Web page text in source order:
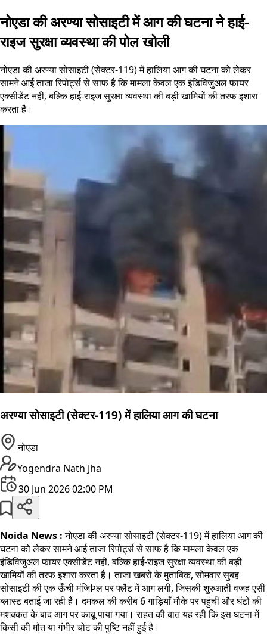
नोएडा की अरण्या सोसाइटी में आग की घटना ने हाई-
राइज सुरक्षा व्यवस्था की पोल खोली
नोएडा की अरण्या सोसाइटी (सेक्टर-119) में हालिया आग की घटना को लेकर
सामने आई ताजा रिपोर्ट्स से साफ है कि मामला केवल एक इंडिविजुअल फायर
एक्सीडेंट नहीं, बल्कि हाई-राइज सुरक्षा व्यवस्था की बड़ी खामियों की तरफ इशारा
करता है।
अरण्या सोसाइटी (सेक्टर-119) में हालिया आग की घटना
नोएडा
Yogendra Nath Jha
30 Jun 2026 02:00 PM
Noida News :नोएडा की अरण्या सोसाइटी (सेक्टर-119) में हालिया आग की
घटना को लेकर सामने आई ताजा रिपोर्ट्स से साफ है कि मामला केवल एक
इंडिविजुअल फायर एक्सीडेंट नहीं, बल्कि हाई-राइज सुरक्षा व्यवस्था की बड़ी
खामियों की तरफ इशारा करता है। ताजा खबरों के मुताबिक, सोमवार सुबह
सोसाइटी की एक ऊँची मंजिÞल पर फ्लैट में आग लगी, जिसकी शुरुआती वजह एसी
ब्लास्ट बताई जा रही है। दमकल की करीब 6 गाड़ियाँ मौके पर पहुंचीं और घंटों की
मशक्कत के बाद आग पर काबू पाया गया। राहत की बात यह रही कि इस घटना में
किसी की मौत या गंभीर चोट की पुष्टि नहीं हुई है।